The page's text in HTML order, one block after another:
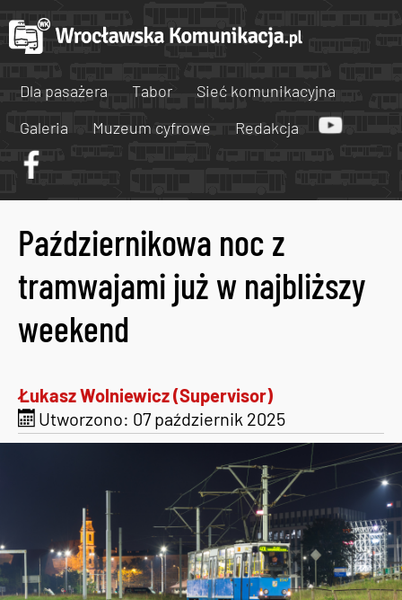
Dla pasażera Tabor
Sieć komunikacyjna
Galeria
Muzeum cyfrowe Redakcja
Październikowa noc z
tramwajami już w najbliższy
weekend
Łukasz Wolniewicz (Supervisor)
Utworzono: 07 październik 2025